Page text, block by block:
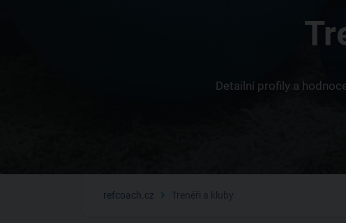
Detailní profily a
refcoach.cz Trenéři a kluby